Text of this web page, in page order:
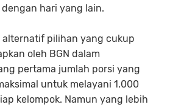
hari yang lain.
alternatif pilihan yang cukup
oleh BGN dalam
pertama jumlah porsi yang
untuk melayani 1.000
kelompok. Namun yang lebih